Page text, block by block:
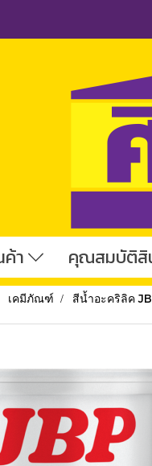
า คุณสมบัติ
เคมีภัณฑ์ สีน้ำอะคริลิค